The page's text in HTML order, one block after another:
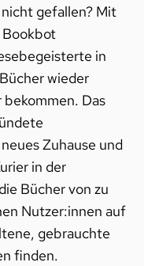
gefallen? Mit
in
wieder
bekommen. Das
Zuhause und
in der
Bücher von zu
Nutzer:innen auf
gebrauchte
finden.